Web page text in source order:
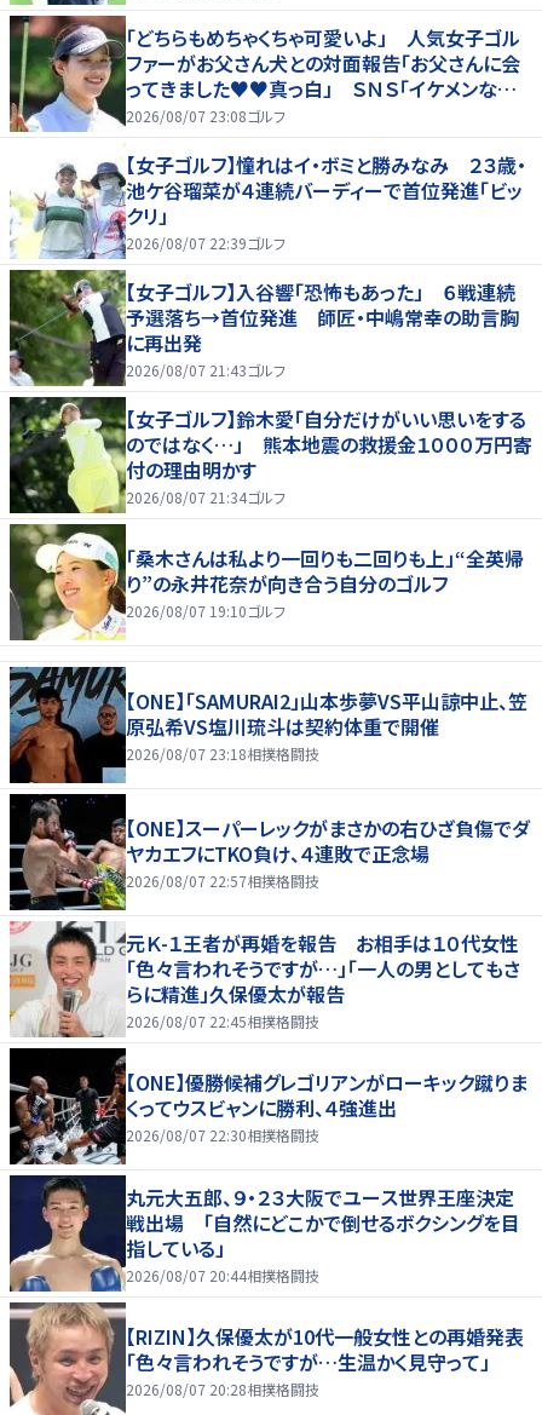
「どちらもめちゃくちゃ可愛いよ」 人気女子ゴル
ファーがお父さん犬との対面報告「お父さんに会
ってきました♥♥真っ白」 ＳＮＳ「イケメンなお
父さん」「白戸家入りするんですか？」
2026/08/07 23:08ゴルフ
【女子ゴルフ】憧れはイ・ボミと勝みなみ ２３歳・
池ケ谷瑠菜が４連続バーディーで首位発進「ビッ
クリ」
2026/08/07 22:39ゴルフ
【女子ゴルフ】入谷響「恐怖もあった」 ６戦連続
予選落ち→首位発進 師匠・中嶋常幸の助言胸
に再出発
2026/08/07 21:43ゴルフ
【女子ゴルフ】鈴木愛「自分だけがいい思いをする
のではなく…」 熊本地震の救援金１０００万円寄
付の理由明かす
2026/08/07 21:34ゴルフ
「桑木さんは私より一回りも二回りも上」“全英帰
り”の永井花奈が向き合う自分のゴルフ
2026/08/07 19:10ゴルフ
【ONE】「SAMURAI2」山本歩夢VS平山諒中止、笠
原弘希VS塩川琉斗は契約体重で開催
2026/08/07 23:18相撲格闘技
【ONE】スーパーレックがまさかの右ひざ負傷でダ
ヤカエフにTKO負け、４連敗で正念場
2026/08/07 22:57相撲格闘技
元Ｋ-１王者が再婚を報告 お相手は１０代女性
「色々言われそうですが…」「一人の男としてもさ
らに精進」久保優太が報告
2026/08/07 22:45相撲格闘技
【ONE】優勝候補グレゴリアンがローキック蹴りま
くってウスビャンに勝利、４強進出
2026/08/07 22:30相撲格闘技
丸元大五郎、９・２３大阪でユース世界王座決定
戦出場 「自然にどこかで倒せるボクシングを目
指している」
2026/08/07 20:44相撲格闘技
【RIZIN】久保優太が10代一般女性との再婚発表
「色々言われそうですが…生温かく見守って」
2026/08/07 20:28相撲格闘技